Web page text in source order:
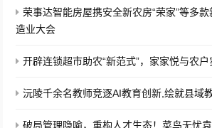
荣事达智能房屋携安全新农房“荣家”等多
造业大会
开辟连锁超市助农“新范式”，家家悦与农
沅陵千余名教师竞逐AI教育创新,绘就县域
破局管理隐喻，重构人才生态！菜鸟无忧